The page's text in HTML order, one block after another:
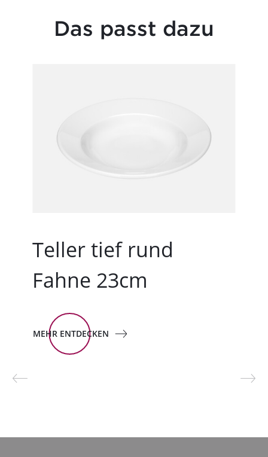
Das passt dazu
Teller tief rund
Fahne 23cm
MEHR ENTDECKEN